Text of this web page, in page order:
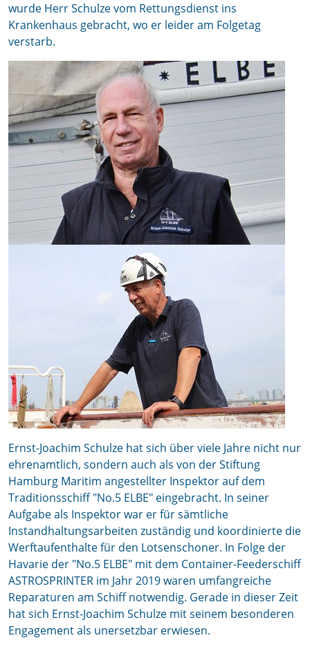
wurde Herr Schulze vom Rettungsdienst ins
Krankenhaus gebracht, wo er leider am Folgetag
verstarb.
Ernst-Joachim Schulze hat sich über viele Jahre nicht nur
ehrenamtlich, sondern auch als von der Stiftung
Hamburg Maritim angestellter Inspektor auf dem
Traditionsschiff "No.5 ELBE" eingebracht. In seiner
Aufgabe als Inspektor war er für sämtliche
Instandhaltungsarbeiten zuständig und koordinierte die
Werftaufenthalte für den Lotsenschoner. In Folge der
Havarie der "No.5 ELBE" mit dem Container-Feederschiff
ASTROSPRINTER im Jahr 2019 waren umfangreiche
Reparaturen am Schiff notwendig. Gerade in dieser Zeit
hat sich Ernst-Joachim Schulze mit seinem besonderen
Engagement als unersetzbar erwiesen.